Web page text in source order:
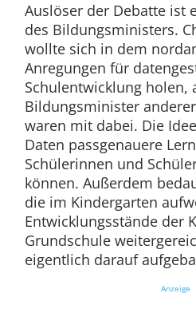
Auslöser der Debatte ist
des Bildungsministers.
wollte sich in dem
Anregungen für
Schulentwicklung holen,
Bildungsminister
waren mit dabei. Die
Daten passgenauere
Schülerinnen und
können. Außerdem
die im Kindergarten
Entwicklungsstände der
Grundschule
eigentlich darauf
Anzeige